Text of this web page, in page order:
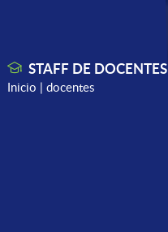
STAFF DE DOCENTES
Inicio | docentes